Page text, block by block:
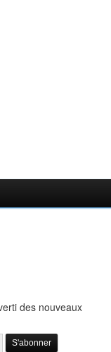
des nouveaux